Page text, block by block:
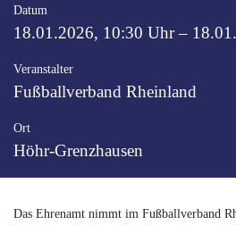
Datum
18.01.2026, 10:30 Uhr–
Veranstalter
Fußballverband Rheinland
Ort
Höhr-Grenzhausen
Das Ehrenamt nimmt im Fußballverband